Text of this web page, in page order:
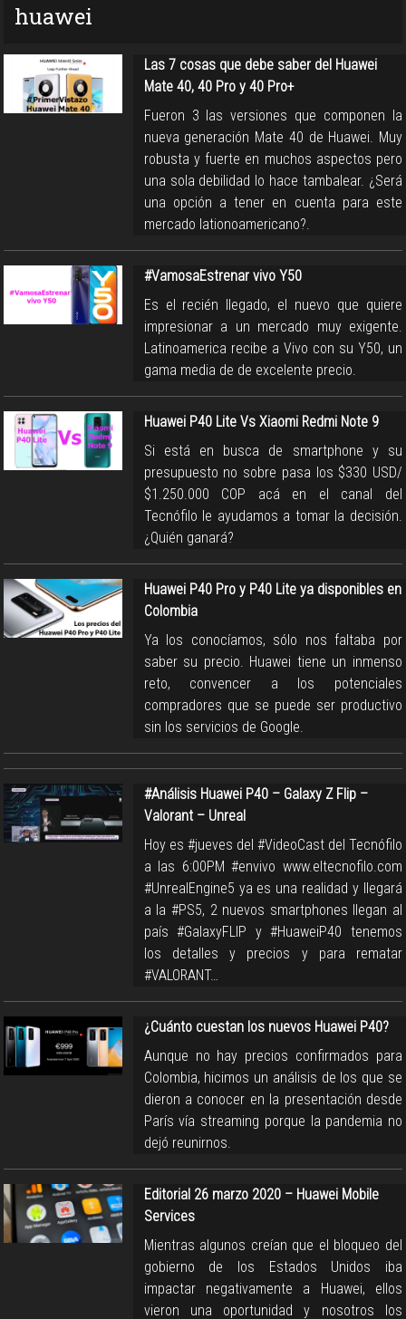
huawei
Las 7 cosas que debe saber del Huawei
Mate 40, 40 Pro y 40 Pro+
Fueron 3 las versiones que componen la
nueva generación Mate 40 de Huawei. Muy
robusta y fuerte en muchos aspectos pero
una sola debilidad lo hace tambalear. ¿Será
una opción a tener en cuenta para este
mercado lationoamericano?.
#VamosaEstrenar vivo Y50
Es el recién llegado, el nuevo que quiere
impresionar a un mercado muy exigente.
Latinoamerica recibe a Vivo con su Y50, un
gama media de de excelente precio.
Huawei P40 Lite Vs Xiaomi Redmi Note 9
Si está en busca de smartphone y su
presupuesto no sobre pasa los $330 USD/
$1.250.000 COP acá en el canal del
Tecnófilo le ayudamos a tomar la decisión.
¿Quién ganará?
Huawei P40 Pro y P40 Lite ya disponibles en
Colombia
Ya los conocíamos, sólo nos faltaba por
saber su precio. Huawei tiene un inmenso
reto, convencer a los potenciales
compradores que se puede ser productivo
sin los servicios de Google.
#Análisis Huawei P40 – Galaxy Z Flip –
Valorant – Unreal
Hoy es #jueves del #VideoCast del Tecnófilo
a las 6:00PM #envivo www.eltecnofilo.com
#UnrealEngine5 ya es una realidad y llegará
a la #PS5, 2 nuevos smartphones llegan al
país #GalaxyFLIP y #HuaweiP40 tenemos
los detalles y precios y para rematar
#VALORANT…
¿Cuánto cuestan los nuevos Huawei P40?
Aunque no hay precios confirmados para
Colombia, hicimos un análisis de los que se
dieron a conocer en la presentación desde
París vía streaming porque la pandemia no
dejó reunirnos.
Editorial 26 marzo 2020 – Huawei Mobile
Services
Mientras algunos creían que el bloqueo del
gobierno de los Estados Unidos iba
impactar negativamente a Huawei, ellos
vieron una oportunidad y nosotros los